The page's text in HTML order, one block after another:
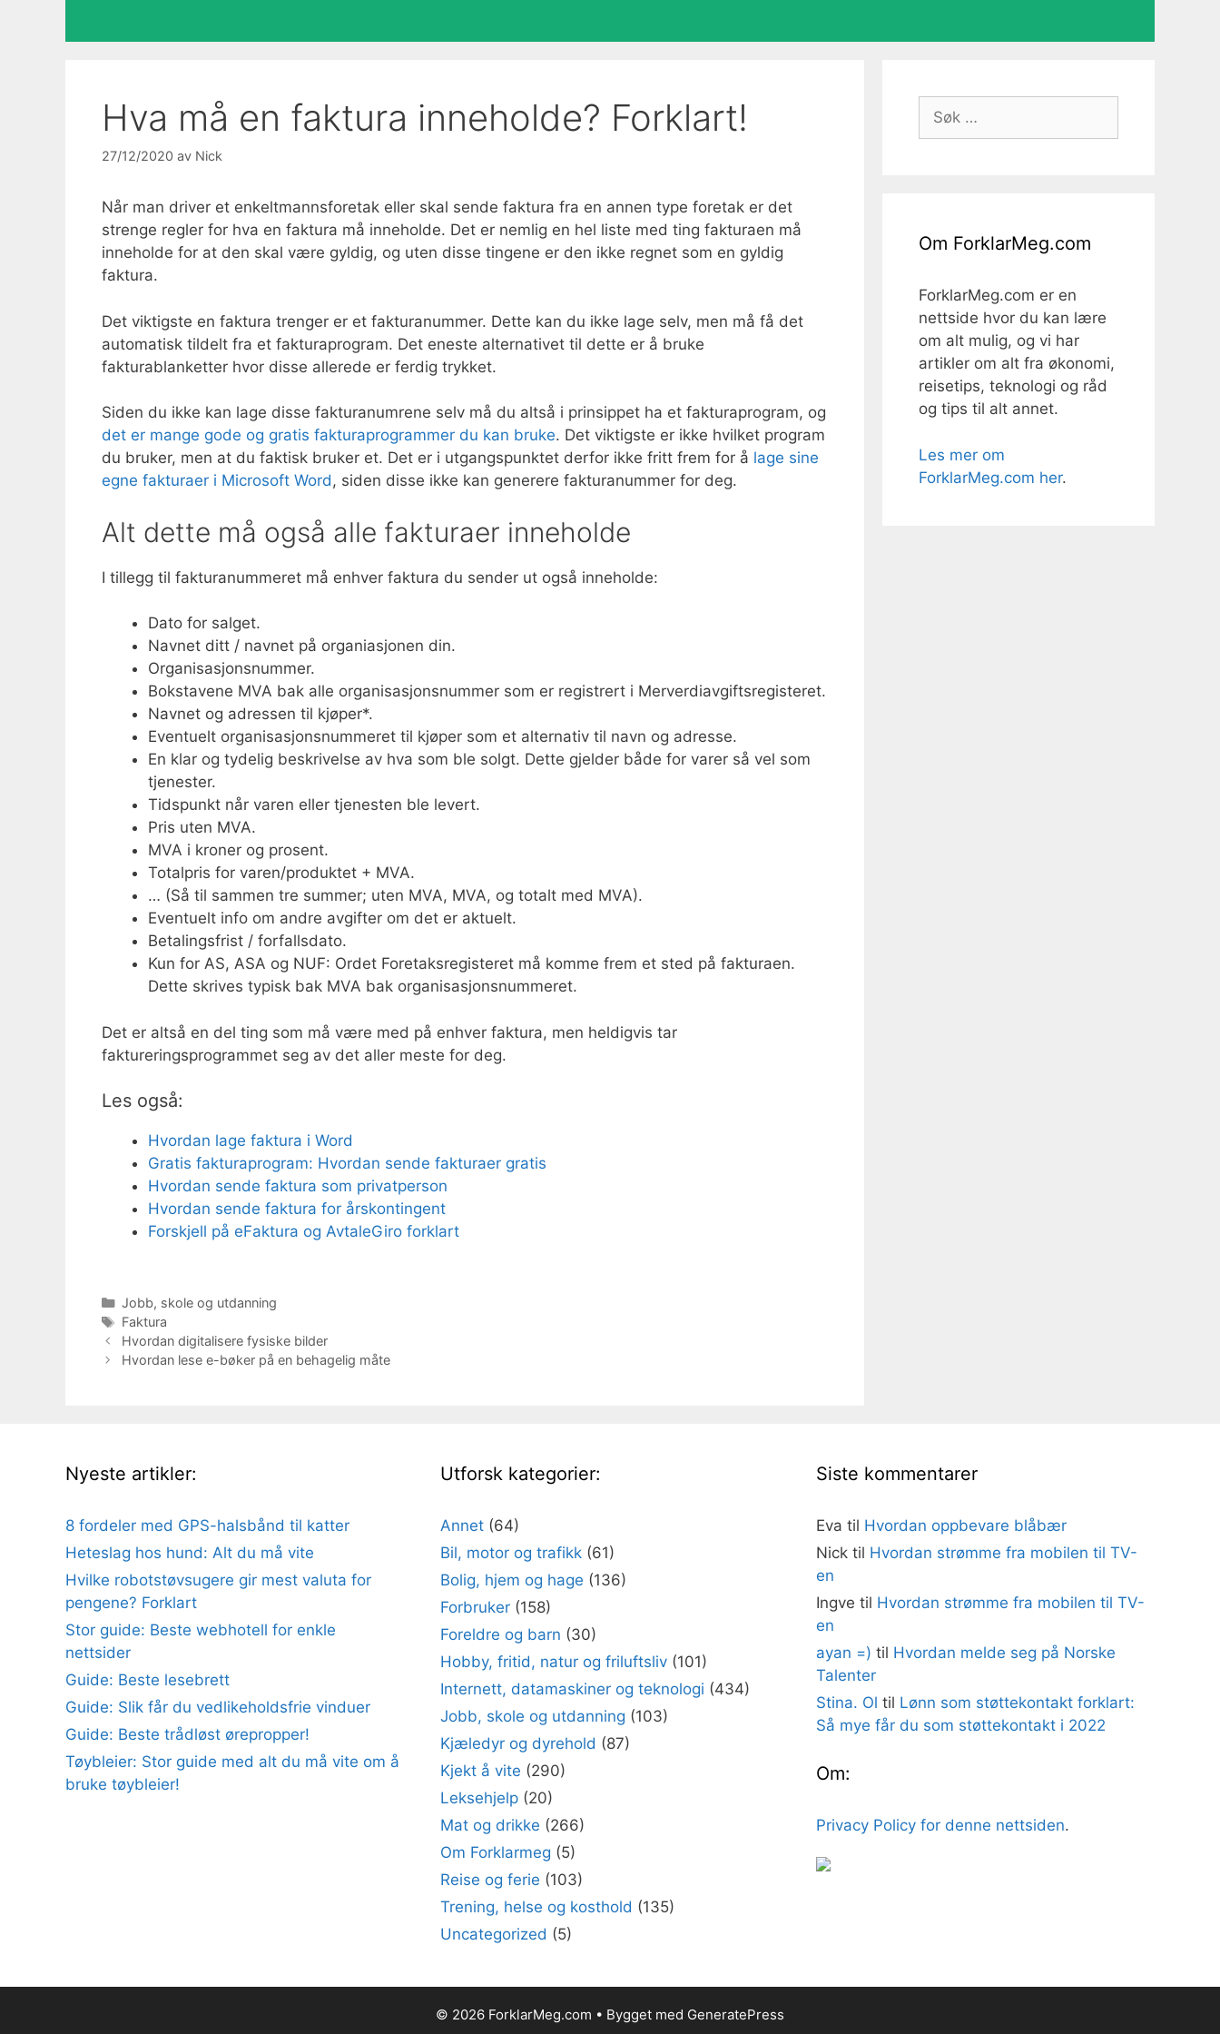
Hva må en faktura inneholde? Forklart!
27/12/2020 av Nick
Når man driver et enkeltmannsforetak eller skal sende faktura fra en annen type foretak er det
strenge regler for hva en faktura må inneholde. Det er nemlig en hel liste med ting fakturaen må
inneholde for at den skal være gyldig, og uten disse tingene er den ikke regnet som en gyldig
faktura.
Det viktigste en faktura trenger er et fakturanummer. Dette kan du ikke lage selv, men må få det
automatisk tildelt fra et fakturaprogram. Det eneste alternativet til dette er å bruke
fakturablanketter hvor disse allerede er ferdig trykket.
Siden du ikke kan lage disse fakturanumrene selv må du altså i prinsippet ha et fakturaprogram, og
det er mange gode og gratis fakturaprogrammer du kan bruke. Det viktigste er ikke hvilket program
du bruker, men at du faktisk bruker et. Det er i utgangspunktet derfor ikke fritt frem for å lage sine
egne fakturaer i Microsoft Word, siden disse ikke kan generere fakturanummer for deg.
Alt dette må også alle fakturaer inneholde
I tillegg til fakturanummeret må enhver faktura du sender ut også inneholde:
Dato for salget.
Navnet ditt / navnet på organiasjonen din.
Organisasjonsnummer.
Bokstavene MVA bak alle organisasjonsnummer som er registrert i Merverdiavgiftsregisteret.
Navnet og adressen til kjøper*.
Eventuelt organisasjonsnummeret til kjøper som et alternativ til navn og adresse.
En klar og tydelig beskrivelse av hva som ble solgt. Dette gjelder både for varer så vel som
tjenester.
Tidspunkt når varen eller tjenesten ble levert.
Pris uten MVA.
MVA i kroner og prosent.
Totalpris for varen/produktet + MVA.
… (Så til sammen tre summer; uten MVA, MVA, og totalt med MVA).
Eventuelt info om andre avgifter om det er aktuelt.
Betalingsfrist / forfallsdato.
Kun for AS, ASA og NUF: Ordet Foretaksregisteret må komme frem et sted på fakturaen.
Dette skrives typisk bak MVA bak organisasjonsnummeret.
Det er altså en del ting som må være med på enhver faktura, men heldigvis tar
faktureringsprogrammet seg av det aller meste for deg.
Les også:
Hvordan lage faktura i Word
Gratis fakturaprogram: Hvordan sende fakturaer gratis
Hvordan sende faktura som privatperson
Hvordan sende faktura for årskontingent
Forskjell på eFaktura og AvtaleGiro forklart
Kategorier
Jobb, skole og utdanning
Stikkord
Faktura
Hvordan digitalisere fysiske bilder
Hvordan lese e-bøker på en behagelig måte
Søk
etter:
Om ForklarMeg.com
ForklarMeg.com er en
nettside hvor du kan lære
om alt mulig, og vi har
artikler om alt fra økonomi,
reisetips, teknologi og råd
og tips til alt annet.
Les mer om
ForklarMeg.com her.
Nyeste artikler:
8 fordeler med GPS-halsbånd til katter
Heteslag hos hund: Alt du må vite
Hvilke robotstøvsugere gir mest valuta for
pengene? Forklart
Stor guide: Beste webhotell for enkle
nettsider
Guide: Beste lesebrett
Guide: Slik får du vedlikeholdsfrie vinduer
Guide: Beste trådløst ørepropper!
Tøybleier: Stor guide med alt du må vite om å
bruke tøybleier!
Utforsk kategorier:
Annet (64)
Bil, motor og trafikk (61)
Bolig, hjem og hage (136)
Forbruker (158)
Foreldre og barn (30)
Hobby, fritid, natur og friluftsliv (101)
Internett, datamaskiner og teknologi (434)
Jobb, skole og utdanning (103)
Kjæledyr og dyrehold (87)
Kjekt å vite (290)
Leksehjelp (20)
Mat og drikke (266)
Om Forklarmeg (5)
Reise og ferie (103)
Trening, helse og kosthold (135)
Uncategorized (5)
Siste kommentarer
Eva til Hvordan oppbevare blåbær
Nicktil Hvordan strømme fra mobilen til TV-
en
Ingve til Hvordan strømme fra mobilen til TV-
en
ayan =) til Hvordan melde seg på Norske
Talenter
Stina. Ol til Lønn som støttekontakt forklart:
Så mye får du som støttekontakt i 2022
Om:
Privacy Policy for denne nettsiden.
© 2026 ForklarMeg.com • Bygget med GeneratePress